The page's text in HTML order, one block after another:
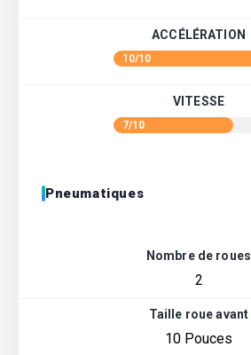
ACCÉLÉRATION
10/10
VITESSE
7/10
Pneumatiques
Nombre de roues
2
Taille roue avant
10 Pouces